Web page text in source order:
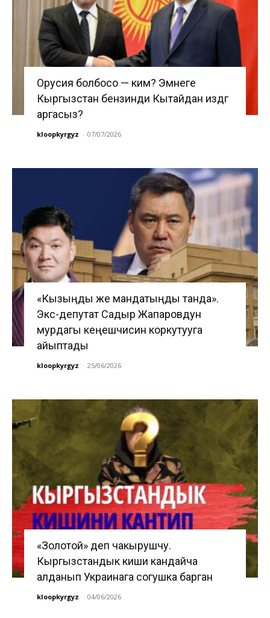
Орусия болбосо — ким? Эмнеге
Кыргызстан бензинди Кытайдан издөөгө
аргасыз?
kloopkyrgyz - 07/07/2026
«Кызыңды же мандатыңды танда».
Экс-депутат Садыр Жапаровдун
мурдагы кеңешчисин коркутууга
айыптады
kloopkyrgyz - 25/06/2026
«Золотой» деп чакырушчу.
Кыргызстандык киши кандайча
алданып Украинага согушка барган
kloopkyrgyz - 04/06/2026